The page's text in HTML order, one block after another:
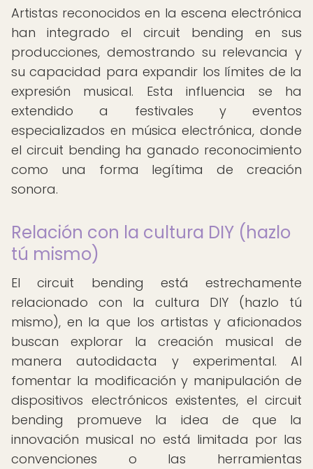
Artistas reconocidos en la escena electrónica
han integrado el circuit bending en sus
producciones, demostrando su relevancia y
su capacidad para expandir los límites de la
expresión musical. Esta influencia se ha
extendido a festivales y eventos
especializados en música electrónica, donde
el circuit bending ha ganado reconocimiento
como una forma legítima de creación
sonora.
Relación con la cultura DIY (hazlo
tú mismo)
El circuit bending está estrechamente
relacionado con la cultura DIY (hazlo tú
mismo), en la que los artistas y aficionados
buscan explorar la creación musical de
manera autodidacta y experimental. Al
fomentar la modificación y manipulación de
dispositivos electrónicos existentes, el circuit
bending promueve la idea de que la
innovación musical no está limitada por las
convenciones o las herramientas